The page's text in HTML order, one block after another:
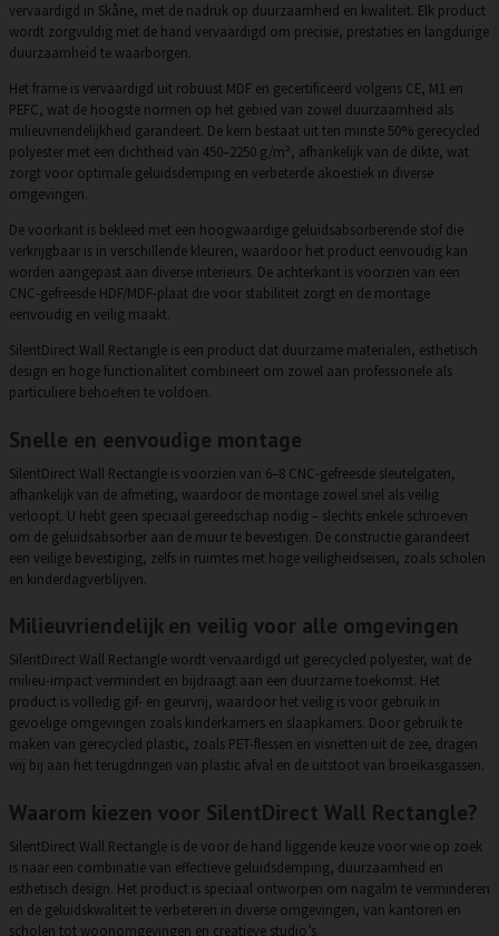
vervaardigd in Skåne, met de nadruk op duurzaamheid en kwaliteit. Elk product
wordt zorgvuldig met de hand vervaardigd om precisie, prestaties en langdurige
duurzaamheid te waarborgen.
Het frame is vervaardigd uit robuust MDF en gecertificeerd volgens CE, M1 en
PEFC, wat de hoogste normen op het gebied van zowel duurzaamheid als
milieuvriendelijkheid garandeert. De kern bestaat uit ten minste 50% gerecycled
polyester met een dichtheid van 450–2250 g/m², afhankelijk van de dikte, wat
zorgt voor optimale geluidsdemping en verbeterde akoestiek in diverse
omgevingen.
De voorkant is bekleed met een hoogwaardige geluidsabsorberende stof die
verkrijgbaar is in verschillende kleuren, waardoor het product eenvoudig kan
worden aangepast aan diverse interieurs. De achterkant is voorzien van een
CNC-gefreesde HDF/MDF-plaat die voor stabiliteit zorgt en de montage
eenvoudig en veilig maakt.
SilentDirect Wall Rectangle is een product dat duurzame materialen, esthetisch
design en hoge functionaliteit combineert om zowel aan professionele als
particuliere behoeften te voldoen.
Snelle en eenvoudige montage
SilentDirect Wall Rectangle is voorzien van 6–8 CNC-gefreesde sleutelgaten,
afhankelijk van de afmeting, waardoor de montage zowel snel als veilig
verloopt. U hebt geen speciaal gereedschap nodig – slechts enkele schroeven
om de geluidsabsorber aan de muur te bevestigen. De constructie garandeert
een veilige bevestiging, zelfs in ruimtes met hoge veiligheidseisen, zoals scholen
en kinderdagverblijven.
Milieuvriendelijk en veilig voor alle omgevingen
SilentDirect Wall Rectangle wordt vervaardigd uit gerecycled polyester, wat de
milieu-impact vermindert en bijdraagt aan een duurzame toekomst. Het
product is volledig gif- en geurvrij, waardoor het veilig is voor gebruik in
gevoelige omgevingen zoals kinderkamers en slaapkamers. Door gebruik te
maken van gerecycled plastic, zoals PET-flessen en visnetten uit de zee, dragen
wij bij aan het terugdringen van plastic afval en de uitstoot van broeikasgassen.
Waarom kiezen voor SilentDirect Wall Rectangle?
SilentDirect Wall Rectangle is de voor de hand liggende keuze voor wie op zoek
is naar een combinatie van effectieve geluidsdemping, duurzaamheid en
esthetisch design. Het product is speciaal ontworpen om nagalm te verminderen
en de geluidskwaliteit te verbeteren in diverse omgevingen, van kantoren en
scholen tot woonomgevingen en creatieve studio’s.